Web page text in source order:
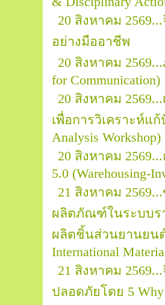
20 สิงหาคม
อย่างมืออาชีพ
20 สิงหาคม
for Communication)
20 สิงหาคม
เพื่อการวิเคราะห์แ
Analysis Workshop)
20 สิงหาคม
5.0 (Warehousing-
21 สิงหาคม
ผลิตภัณฑ์ในระบบร
ผลิตชิ้นส่วนยานยนต์
International
21 สิงหาคม
ปลอดภัยโดย 5 Why